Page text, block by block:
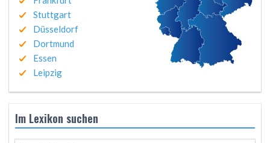
Stuttgart
Düsseldorf
Dortmund
Essen
Leipzig
Im Lexikon suchen